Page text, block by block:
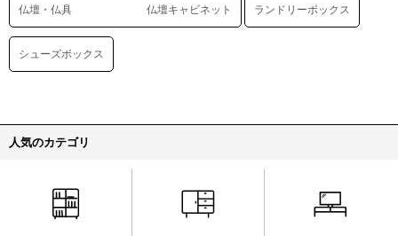
仏壇・仏具 仏壇キャビネット ランドリーボックス
シューズボックス
人気のカテゴリ